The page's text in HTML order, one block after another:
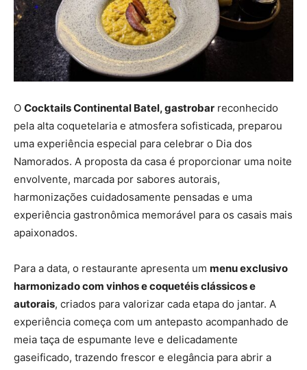
O Cocktails Continental Batel, gastrobar reconhecido
pela alta coquetelaria e atmosfera sofisticada, preparou
uma experiência especial para celebrar o Dia dos
Namorados. A proposta da casa é proporcionar uma noite
envolvente, marcada por sabores autorais,
harmonizações cuidadosamente pensadas e uma
experiência gastronômica memorável para os casais mais
apaixonados.
Para a data, o restaurante apresenta um menu exclusivo
harmonizado com vinhos e coquetéis clássicos e
autorais, criados para valorizar cada etapa do jantar. A
experiência começa com um antepasto acompanhado de
meia taça de espumante leve e delicadamente
gaseificado, trazendo frescor e elegância para abrir a